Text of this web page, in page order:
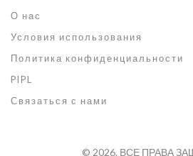
О нас
Условия использования
Политика конфиденциальности
PIPL
Связаться с нами
© 2026. ВСЕ ПРАВА